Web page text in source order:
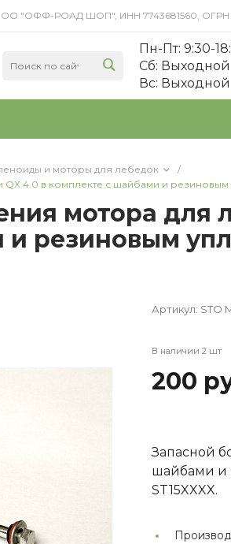
ООО "ОФФ-РОАД ШОП", ИНН 7743681560, ОГРН
Пн-Пт: 9:30-
Cб: Выходной
Вс: Выходной
и моторы для лебедок
/
4.0 в комплекте с шайбами и резиновым
мотора для
резиновым
Артикул: STO
В наличии 2 шт
200
Запасной
шайбами и
ST15XXXX.